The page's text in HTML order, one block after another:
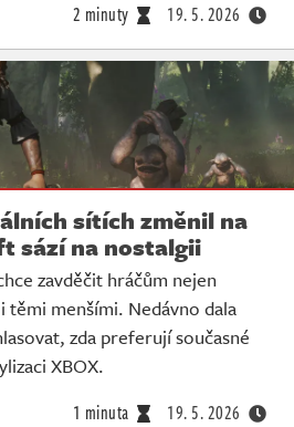
2 minuty 19. 5. 2026
sítích změnil na
sází na nostalgii
zavděčit hráčům nejen
těmi menšími. Nedávno dala
zda preferují současné
XBOX.
1 minuta 19. 5. 2026